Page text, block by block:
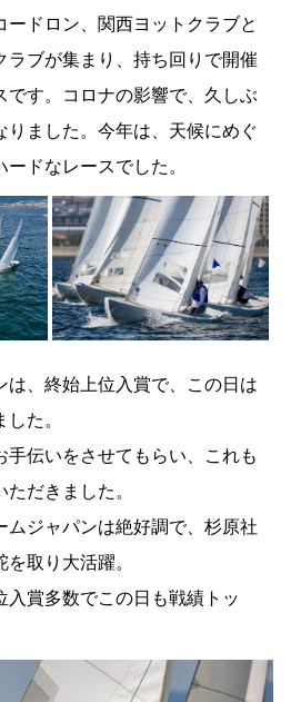
ードロン、関西ヨットクラブと
ブが集まり、 持ち回りで開催
です。コロナの影響で、久しぶ
ました。 今年は、天候にめぐ
ドなレースでした。
は、終始上位入賞で、この日は
た。
手伝いをさせてもらい、これも
だきました。
ムジャパンは絶好調で、杉原社
取り大活躍。
入賞多数でこの日も戦績トッ